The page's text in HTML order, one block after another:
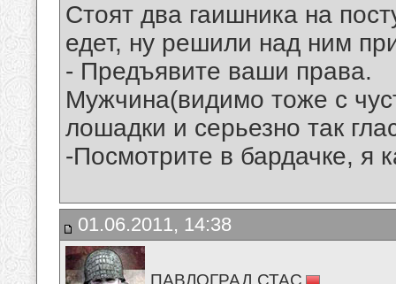
Стоят два гаишника на
едет, ну решили над ним
- Предъявите ваши права.
Мужчина(видимо тоже с
лошадки и серьезно так
-Посмотрите в бардачке, я
01.06.2011, 14:38
ПАВЛОГРАД СТАС